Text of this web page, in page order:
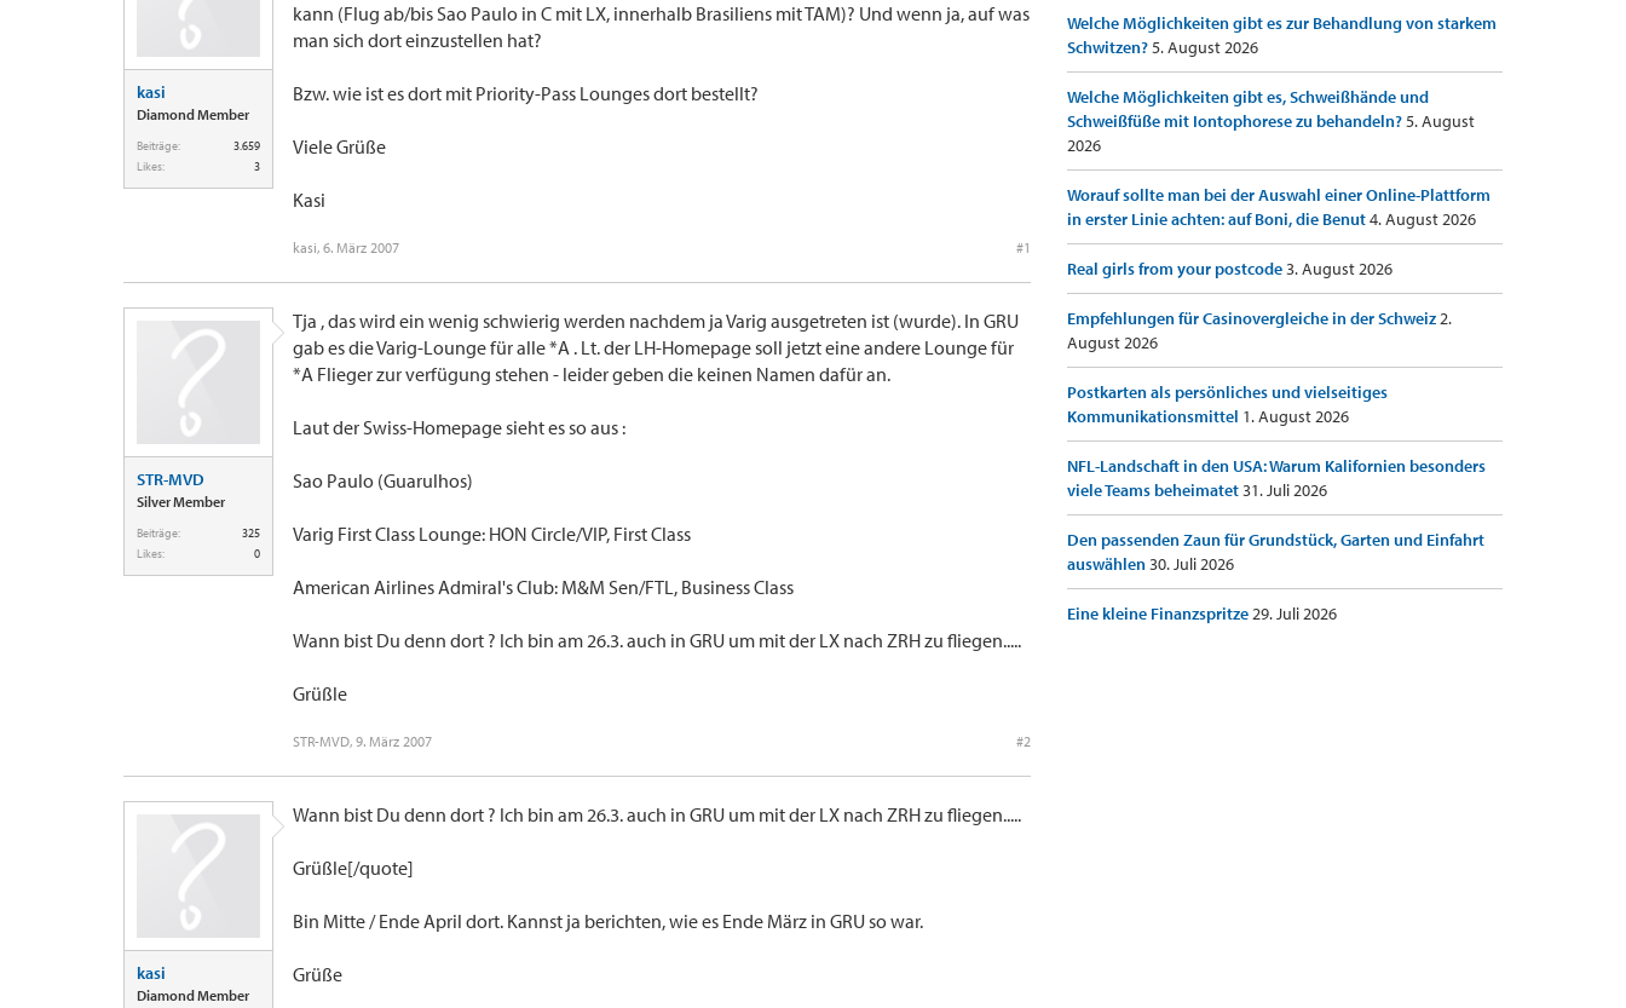
kasi
Diamond Member
Beiträge:
3.659
Likes:
3
kann (Flug ab/bis Sao Paulo in C mit LX, innerhalb Brasiliens mit TAM)? Und wenn ja, auf was
man sich dort einzustellen hat?
Bzw. wie ist es dort mit Priority-Pass Lounges dort bestellt?
Viele Grüße
Kasi
kasi, 6. März 2007 #1
STR-MVD
Silver Member
Beiträge:
325
Likes:
0
Tja , das wird ein wenig schwierig werden nachdem ja Varig ausgetreten ist (wurde). In GRU
gab es die Varig-Lounge für alle *A . Lt. der LH-Homepage soll jetzt eine andere Lounge für
*A Flieger zur verfügung stehen - leider geben die keinen Namen dafür an.
Laut der Swiss-Homepage sieht es so aus :
Sao Paulo (Guarulhos)
Varig First Class Lounge: HON Circle/VIP, First Class
American Airlines Admiral's Club: M&M Sen/FTL, Business Class
Wann bist Du denn dort ? Ich bin am 26.3. auch in GRU um mit der LX nach ZRH zu fliegen.....
Grüßle
STR-MVD, 9. März 2007 #2
kasi
Diamond Member
Wann bist Du denn dort ? Ich bin am 26.3. auch in GRU um mit der LX nach ZRH zu fliegen.....
Grüßle[/quote]
Bin Mitte / Ende April dort. Kannst ja berichten, wie es Ende März in GRU so war.
Grüße
Welche Möglichkeiten gibt es zur Behandlung von starkem
Schwitzen?5. August 2026
Welche Möglichkeiten gibt es, Schweißhände und
Schweißfüße mit Iontophorese zu behandeln?5. August
2026
Worauf sollte man bei der Auswahl einer Online-Plattform
in erster Linie achten: auf Boni, die Benut4. August 2026
Real girls from your postcode3. August 2026
Empfehlungen für Casinovergleiche in der Schweiz2.
August 2026
Postkarten als persönliches und vielseitiges
Kommunikationsmittel 1. August 2026
NFL-Landschaft in den USA: Warum Kalifornien besonders
viele Teams beheimatet31. Juli 2026
Den passenden Zaun für Grundstück, Garten und Einfahrt
auswählen30. Juli 2026
Eine kleine Finanzspritze29. Juli 2026